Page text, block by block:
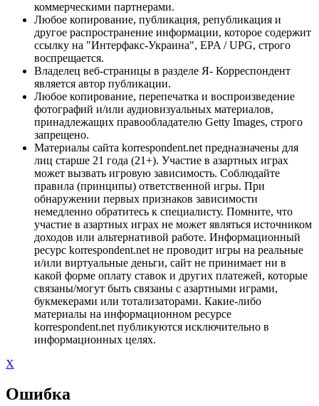
коммерческими партнерами.
Любое копирование, публикация, републикация и
другое распространение информации, которое содержит
ссылку на "Интерфакс-Украина", EPA / UPG, строго
воспрещается.
Владелец веб-страницы в разделе Я- Корреспондент
является автор публикации.
Любое копирование, перепечатка и воспроизведение
фотографий и/или аудиовизуальных материалов,
принадлежащих правообладателю Getty Images, строго
запрещено.
Материалы сайта korrespondent.net предназначены для
лиц старше 21 года (21+). Участие в азартных играх
может вызвать игровую зависимость. Соблюдайте
правила (принципы) ответственной игры. При
обнаружении первых признаков зависимости
немедленно обратитесь к специалисту. Помните, что
участие в азартных играх не может являться источником
доходов или альтернативой работе. Информационный
ресурс korrespondent.net не проводит игры на реальные
и/или виртуальные деньги, сайт не принимает ни в
какой форме оплату ставок и других платежей, которые
связаны/могут быть связаны с азартными играми,
букмекерами или тотализаторами. Какие-либо
материалы на информационном ресурсе
korrespondent.net публикуются исключительно в
информационных целях.
X
Ошибка